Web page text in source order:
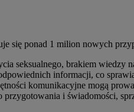
się ponad 1 milion nowych
seksualnego, brakiem wiedzy
informacji, co
komunikacyjne mogą
przygotowania i świadomości,